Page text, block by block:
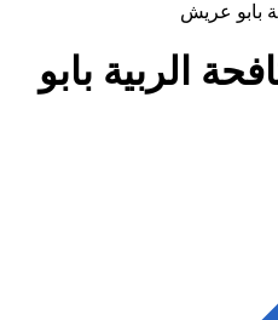
بابو عريش
الربية بابو